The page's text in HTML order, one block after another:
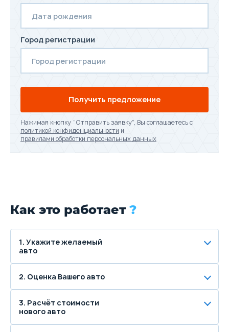
Город регистрации
Получить предложение
Нажимая кнопку “Отправить заявку”, Вы соглашаетесь с
политикой конфиденциальности и
правилами обработки персональных данных
Как это работает ?
1. Укажите желаемый
авто
2. Оценка Вашего авто
3. Расчёт стоимости
нового авто